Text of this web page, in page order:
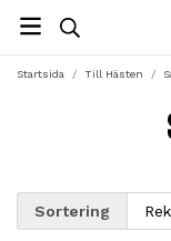
Startsida / Till Hästen /
Sortering